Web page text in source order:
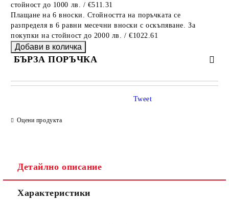
стойност до 1000 лв. / €511.31
Плащане на 6 вноски. Стойността на поръчката се
разпределя в 6 равни месечни вноски с оскъпяване. За
покупки на стойност до 2000 лв. / €1022.61
БЪРЗА ПОРЪЧКА
САМО ПОПЪЛНЕТЕ 4 ПОЛЕТА
Съгласен съм сПолитиката за лични данни
Ние ще се свържем с вас в рамките на работния ден.
Оцени продукта
Tweet
Детайлно описание
Характеристики